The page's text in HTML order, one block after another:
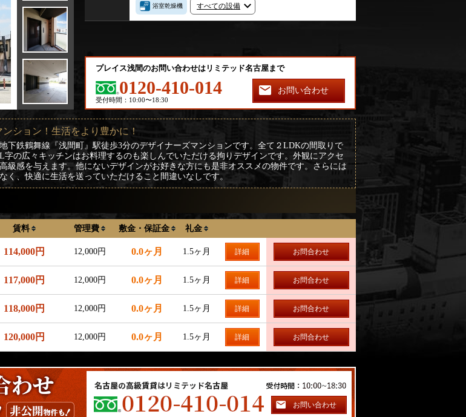
浴室乾燥機 すべての設備
プレイス浅間のお問い合わせはリミテッド名古屋まで
0120-410-014
受付時間：10:00〜18:30
お問い合わせ
ション！生活をより豊かに！
下鉄鶴舞線『浅間町』駅徒歩3分のデザイナーズマンションです。全て２LDKの間取りで
の広々キッチンはお料理するのも楽しんでいただける拘りデザインです。外観にアクセ
級感を与えます。他にないデザインがお好きな方にも是非オススメの物件です。さらには
、快適に生活を送っていただけること間違いなしです。
賃料 管理費 敷金・保証金 礼金
114,000円 12,000円 0.0ヶ月 1.5ヶ月 詳細 お問合わせ
117,000円 12,000円 0.0ヶ月 1.5ヶ月 詳細 お問合わせ
118,000円 12,000円 0.0ヶ月 1.5ヶ月 詳細 お問合わせ
120,000円 12,000円 0.0ヶ月 1.5ヶ月 詳細 お問合わせ
お問い合わせ